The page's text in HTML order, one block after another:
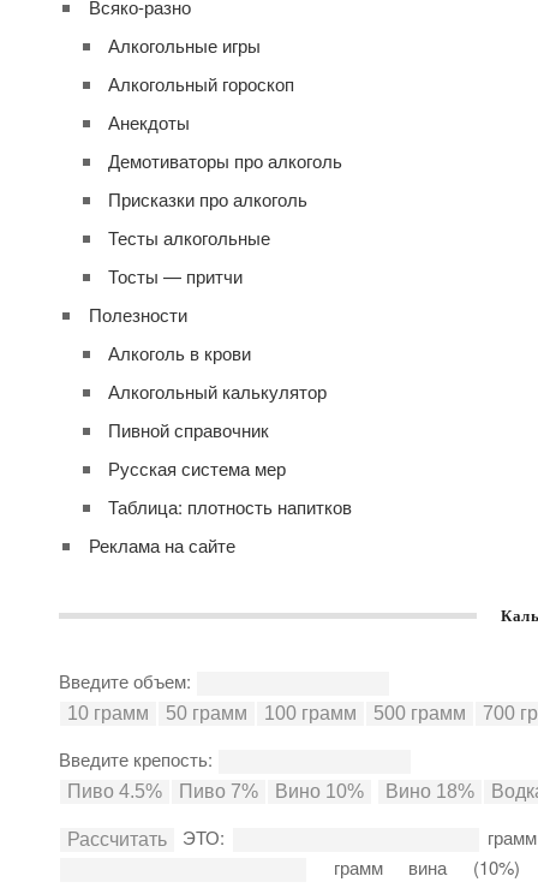
Всяко-разно
Алкогольные игры
Алкогольный гороскоп
Анекдоты
Демотиваторы про алкоголь
Присказки про алкоголь
Тесты алкогольные
Тосты — притчи
Полезности
Алкоголь в крови
Алкогольный калькулятор
Пивной справочник
Русская система мер
Таблица: плотность напитков
Реклама на сайте
Введите объем:
Введите крепость:
ЭТО:
грамм вина